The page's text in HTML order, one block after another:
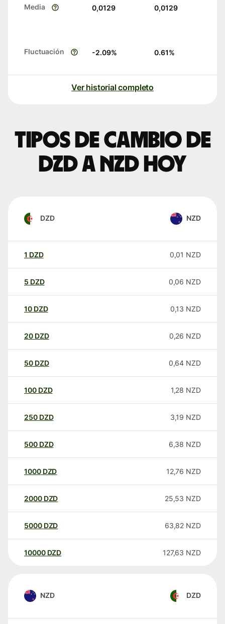
Media 0,0129 0,0129
Fluctuación -2.09% 0.61%
Ver historial completo
Tipos de cambio de
DZD a NZD hoy
DZD NZD
1 DZD 0,01 NZD
5 DZD 0,06 NZD
10 DZD 0,13 NZD
20 DZD 0,26 NZD
50 DZD 0,64 NZD
100 DZD 1,28 NZD
250 DZD 3,19 NZD
500 DZD 6,38 NZD
1000 DZD 12,76 NZD
2000 DZD 25,53 NZD
5000 DZD 63,82 NZD
10000 DZD 127,63 NZD
NZD DZD